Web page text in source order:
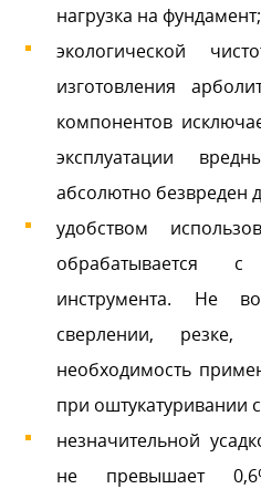
нагрузка на фундамент;
экологической
изготовления
компонентов
эксплуатации
абсолютно безвреден
удобством
обрабатывается
инструмента. Не
сверлении, резке,
необходимость
при оштукатуривании
незначительной
не превышает